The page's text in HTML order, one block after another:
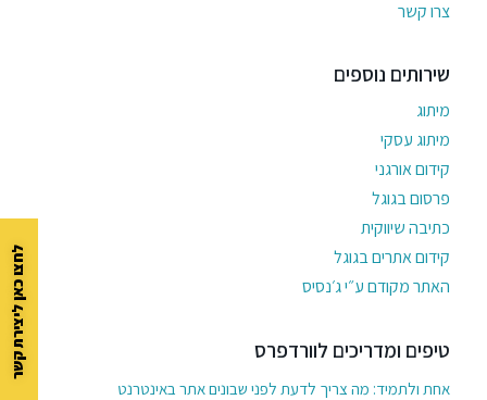
צרו קשר
שירותים נוספים
מיתוג
מיתוג עסקי
קידום אורגני
פרסום בגוגל
כתיבה שיווקית
קידום אתרים בגוגל
האתר מקודם ע״י ג׳נסיס
טיפים ומדריכים לוורדפרס
אחת ולתמיד: מה צריך לדעת לפני שבונים אתר באינטרנט
לחצו כאן ליצירת קשר